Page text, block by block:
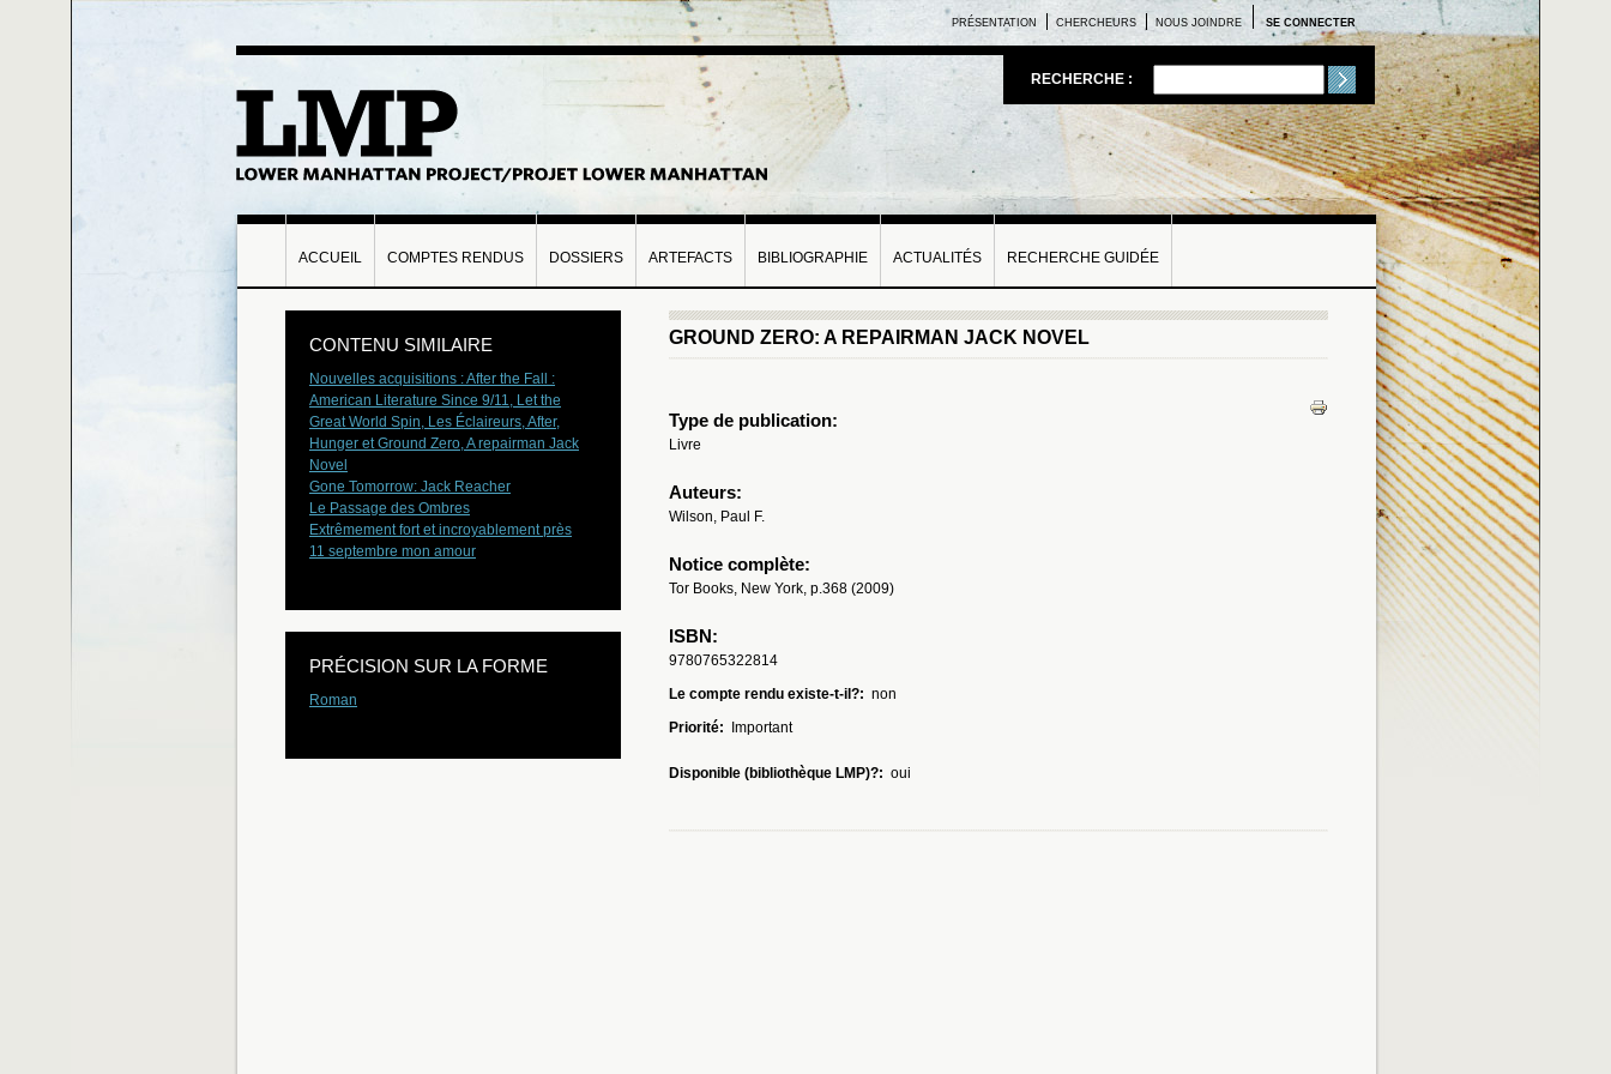
SE CONNECTER
PRÉSENTATION CHERCHEURS NOUS JOINDRE
RECHERCHE :
ACCUEIL COMPTES RENDUS DOSSIERS ARTEFACTS BIBLIOGRAPHIE ACTUALITÉS RECHERCHE GUIDÉE
GROUND ZERO: A REPAIRMAN JACK NOVEL
Type de publication:
Livre
Auteurs:
Wilson, Paul F.
Notice complète:
Tor Books, New York, p.368 (2009)
ISBN:
9780765322814
Le compte rendu existe-t-il?: non
Priorité:
Important
Disponible (bibliothèque LMP)?: oui
CONTENU SIMILAIRE
Nouvelles acquisitions : After the Fall :
American Literature Since 9/11, Let the
Great World Spin, Les Éclaireurs, After,
Hunger et Ground Zero, A repairman Jack
Novel
Gone Tomorrow: Jack Reacher
Le Passage des Ombres
Extrêmement fort et incroyablement près
11 septembre mon amour
PRÉCISION SUR LA FORME
Roman